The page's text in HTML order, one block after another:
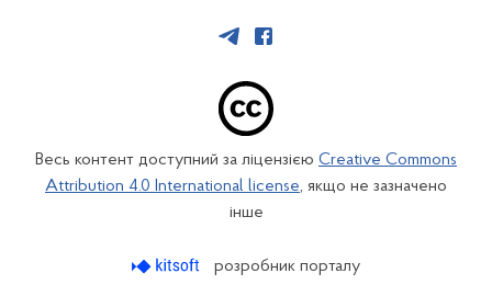
Весь контент доступний за ліцензією Creative Commons
Attribution 4.0 International license, якщо не зазначено
інше
розробник порталу